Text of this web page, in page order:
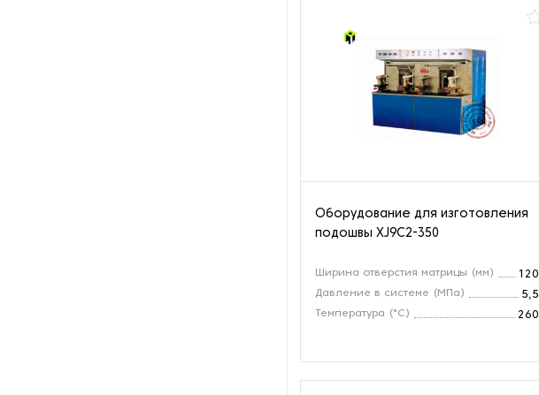
Оборудование для изготовления
подошвы XJ9C2-350
Ширина отверстия матрицы (мм)
120
Давление в системе (МПа)
5,5
Температура (°C)
260